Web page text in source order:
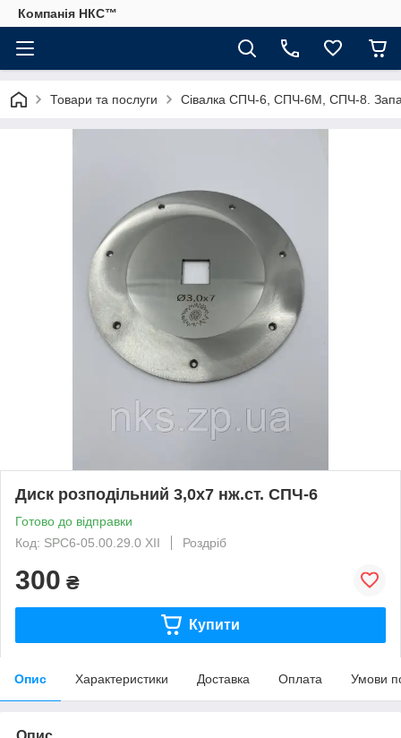
Компанія НКС™
Товари та послуги Сівалка СПЧ-6, СПЧ-6М, СПЧ-8.
Диск розподільний 3,0х7 нж.ст. СПЧ-6
Готово до відправки
Код: SPC6-05.00.29.0 ХII
Роздріб
300 ₴
Купити
Опис Характеристики Доставка Оплата Умови